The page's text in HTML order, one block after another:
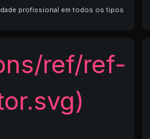
profissional em todos os tipos
ref/ref-